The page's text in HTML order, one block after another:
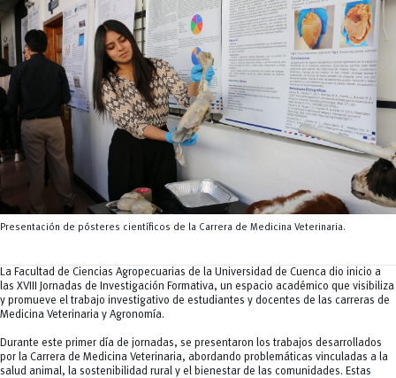
y Agropecuarias
MOVERU
Posgrados
Radio Universitaria
Salud
Sostenibilidad
Vinculación
Presentación de pósteres científicos de la Carrera de Medicina Veterinaria.
La Facultad de Ciencias Agropecuarias de la Universidad de Cuenca dio inicio a
las XVIII Jornadas de Investigación Formativa, un espacio académico que visibiliza
y promueve el trabajo investigativo de estudiantes y docentes de las carreras de
Medicina Veterinaria y Agronomía.
Durante este primer día de jornadas, se presentaron los trabajos desarrollados
por la Carrera de Medicina Veterinaria, abordando problemáticas vinculadas a la
salud animal, la sostenibilidad rural y el bienestar de las comunidades. Estas